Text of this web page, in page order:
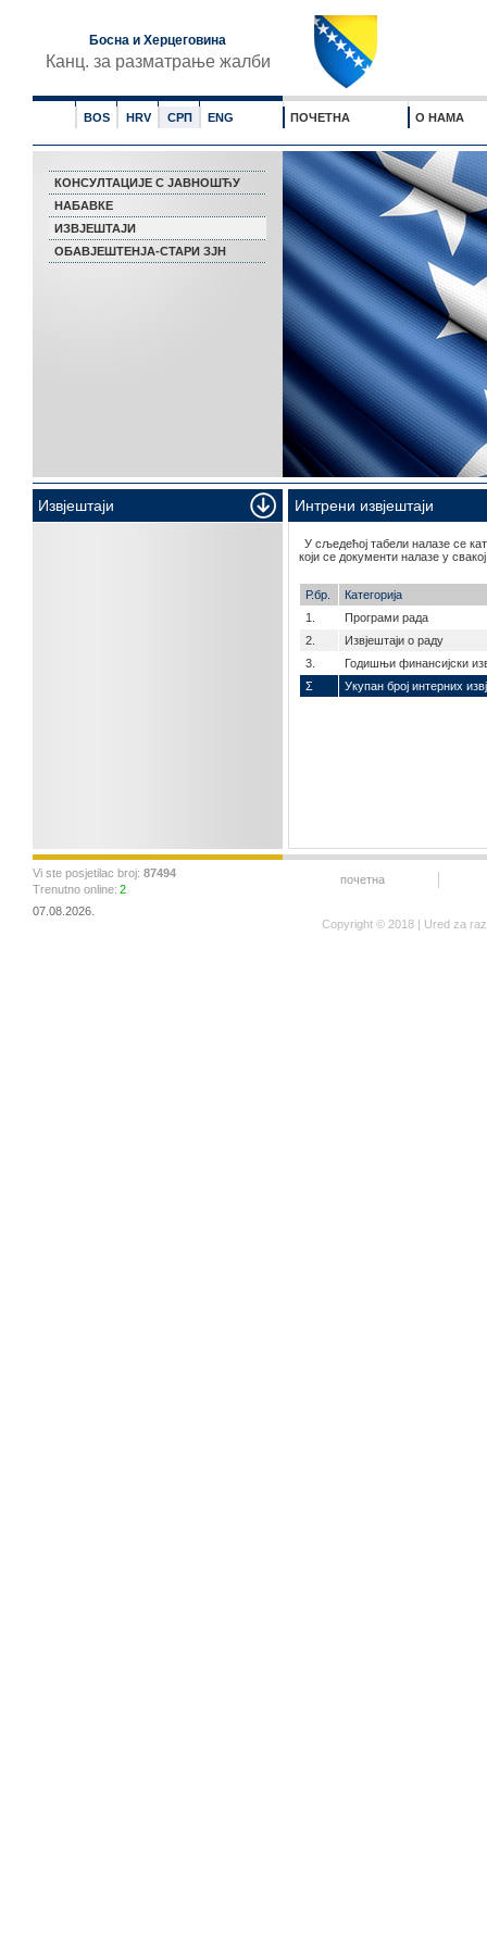
Босна и Херцеговина
Канц. за разматрање жалби
BOS HRV СРП ENG ПОЧЕТНА О НАМА
КОНСУЛТАЦИЈЕ С ЈАВНОШЋУ
НАБАВКЕ
ИЗВЈЕШТАЈИ
ОБАВЈЕШТЕНЈА-СТАРИ ЗЈН
Извјештаји Интрени извјештаји
У сљедећој табели налазе се
који се документи налазе у
Р.бр.
Категорија
1.
Програми рада
2.
Извјештаји о раду
3.
Годишњи финансијски
Σ
Укупан број интерних
Vi ste posjetilac broj: 87494
Trenutno online: 2
07.08.2026.
почетна
Copyright © 2018 | Ured za